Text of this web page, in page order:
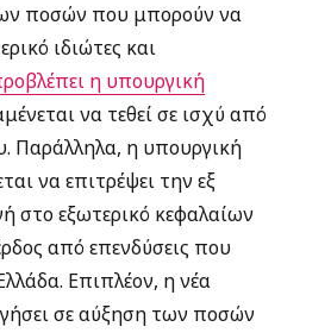
ποσών που μπορούν να
ιδιώτες και
η υπουργική
να τεθεί σε ισχύ από
Παράλληλα, η υπουργική
να επιτρέψει την εξ
στο εξωτερικό κεφαλαίων
από επενδύσεις που
Επιπλέον, η νέα
σε αύξηση των ποσών